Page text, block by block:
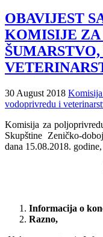
OBAVIJEST
KOMISIJE ZA
30 August 2018
vodoprivredu i
Komisija za
Skupštine Zeničko-
dana 15.08.2018.
Informacija o